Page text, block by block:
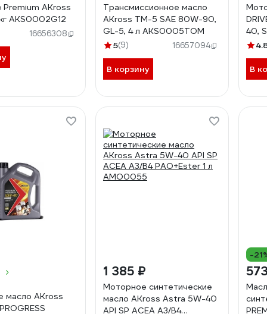
Premium AKross
AKS0002G12
16656308
Трансмиссионное масло
AKross TM-5 SAE 80W-90,
GL-5, 4 л AKS0005TOM
5(9) 16657094
В корзину
40,
В
масло AKross
1 385 ₽
Моторное синтетические
масло AKross Astra 5W-40
API SP ACEA А3/В4
-